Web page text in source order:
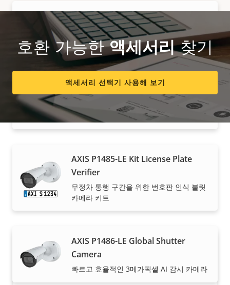
AXIS P1475-LE Bullet Camera
2MP의 전천후 AI 감시
AXIS P1485-LE Bullet Camera
2MP의 전천후 AI 감시
AXIS P1485-LE Kit License Plate
Verifier
무정차 통행 구간을 위한 번호판 인식 불릿
카메라 키트
AXIS P1486-LE Global Shutter
Camera
빠르고 효율적인 3메가픽셀 AI 감시 카메라
호환 가능한액세서리찾기
액세서리 선택기 사용해 보기
구입 방법
당사의 신뢰도 높은 파트너가 Axis 솔루션 및 개별 제품을
판매하고, 전문적으로 설치해 드립니다.